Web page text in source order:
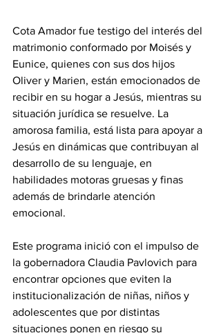
Cota Amador fue testigo del interés del
matrimonio conformado por Moisés y
Eunice, quienes con sus dos hijos
Oliver y Marien, están emocionados de
recibir en su hogar a Jesús, mientras su
situación jurídica se resuelve. La
amorosa familia, está lista para apoyar a
Jesús en dinámicas que contribuyan al
desarrollo de su lenguaje, en
habilidades motoras gruesas y finas
además de brindarle atención
emocional.
Este programa inició con el impulso de
la gobernadora Claudia Pavlovich para
encontrar opciones que eviten la
institucionalización de niñas, niños y
adolescentes que por distintas
situaciones ponen en riesgo su